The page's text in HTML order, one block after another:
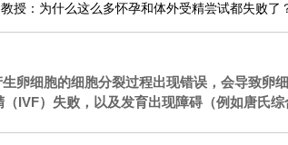
授：为什么这么多怀孕和体外受精尝试都失败了
卵细胞的细胞分裂过程出现错误，会导致卵
IVF）失败，以及发育出现障碍（例如唐氏综